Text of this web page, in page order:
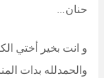
حنان…
و انت بخير أختي
والحمدلله بدات